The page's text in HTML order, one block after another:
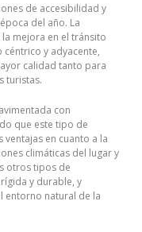
de accesibilidad y
del año. La
mejora en el tránsito
y adyacente,
calidad tanto para
turistas.
con
que este tipo de
en cuanto a la
climáticas del lugar y
otros tipos de
y durable, y
entorno natural de la